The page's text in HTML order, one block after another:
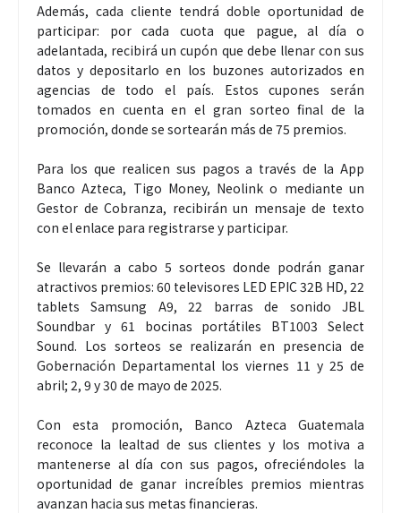
Además, cada cliente tendrá doble oportunidad de
participar: por cada cuota que pague, al día o
adelantada, recibirá un cupón que debe llenar con sus
datos y depositarlo en los buzones autorizados en
agencias de todo el país. Estos cupones serán
tomados en cuenta en el gran sorteo final de la
promoción, donde se sortearán más de 75 premios.
Para los que realicen sus pagos a través de la App
Banco Azteca, Tigo Money, Neolink o mediante un
Gestor de Cobranza, recibirán un mensaje de texto
con el enlace para registrarse y participar.
Se llevarán a cabo 5 sorteos donde podrán ganar
atractivos premios: 60 televisores LED EPIC 32B HD, 22
tablets Samsung A9, 22 barras de sonido JBL
Soundbar y 61 bocinas portátiles BT1003 Select
Sound. Los sorteos se realizarán en presencia de
Gobernación Departamental los viernes 11 y 25 de
abril; 2, 9 y 30 de mayo de 2025.
Con esta promoción, Banco Azteca Guatemala
reconoce la lealtad de sus clientes y los motiva a
mantenerse al día con sus pagos, ofreciéndoles la
oportunidad de ganar increíbles premios mientras
avanzan hacia sus metas financieras.